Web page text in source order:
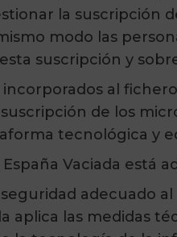
la suscripción
modo las
suscripción y
incorporados al
de los
tecnológica y
Vaciada está
adecuado
aplica las medidas